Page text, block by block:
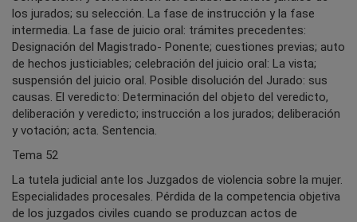
los jurados; su selección. La fase de instrucción y la fase
intermedia. La fase de juicio oral: trámites precedentes:
Designación del Magistrado- Ponente; cuestiones previas; auto
de hechos justiciables; celebración del juicio oral: La vista;
suspensión del juicio oral. Posible disolución del Jurado: sus
causas. El veredicto: Determinación del objeto del veredicto,
deliberación y veredicto; instrucción a los jurados; deliberación
y votación; acta. Sentencia.
Tema 52
La tutela judicial ante los Juzgados de violencia sobre la mujer.
Especialidades procesales. Pérdida de la competencia objetiva
de los juzgados civiles cuando se produzcan actos de